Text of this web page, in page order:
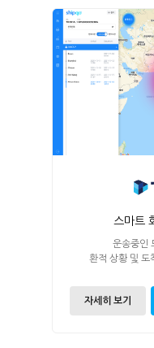
스마트
운송중인
환적 상황 및 도
자세히 보기